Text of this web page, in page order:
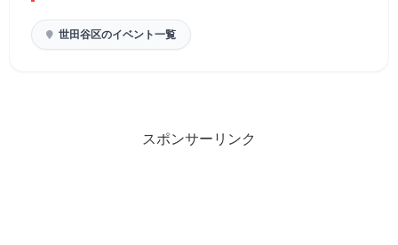
世田谷区のイベント一覧
スポンサーリンク